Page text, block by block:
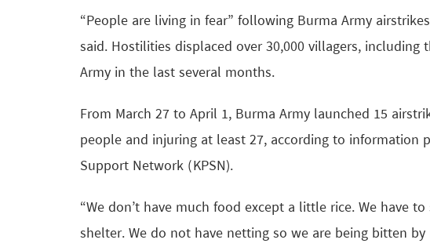
“People are living in fear” following Burma Army
said. Hostilities displaced over 30,000 villagers,
Army in the last several months.
From March 27 to April 1, Burma Army launched 15
people and injuring at least 27, according to information
Support Network (KPSN).
“We don’t have much food except a little rice. We have
shelter. We do not have netting so we are being bitten